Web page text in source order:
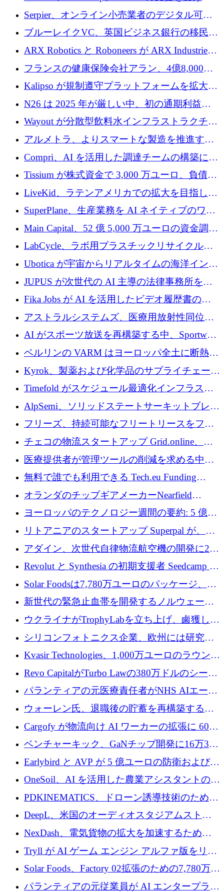
SE3 が自律システム用の空間 AI プラットフォ
ームを発表
Serpier、オンライン小売業者のデジタル可視
性向上を支援するために 140 万ユーロを調達
ブルーレイクVC、英国ビジネス銀行の移民主
導スタートアップ支援で初のファンド獲得に
ARX Robotics と Roboneers が ARX Industries
を設立し、無人地上車両の生産を拡大
フランスの健康保険会社アラン、4億8,000万
ユーロの資金調達ラウンドで合意
Kalipso が規制遵守プラットフォームを拡大す
るために 320 万ドルを調達
N26 は 2025 年が厳しい中、初の通期利益を
達成
Wayout が分散型飲料水インフラストラクチャ
プラットフォームを拡張するために 242 万ユ
ーロを調達
アルメトラ、よりスマートな製造を推進する
ためにシリーズ A で 1,630 万ユーロを確保
Compri、AI を活用した調達チームの構築に
320 万ユーロを確保
Tissium が株式資金で 3,000 万ユーロ、負債で
3,000 万ユーロを調達
LiveKid、ラテンアメリカでの拡大を目指して
Aldea を買収
SuperPlane、生産業務を AI ネイティブのワー
クフロー層に変えるために 260 万ドルを確保
Main Capital、52 億 5,000 万ユーロの資金調達
でエンタープライズ ソフトウェアの開発を倍
LabCycle、ラボ用プラスチックリサイクルシ
ステムを商業化し、焼却廃棄物を削減するた
めに43万ポンドを確保
Ubotica が宇宙からリアルタイムの海洋インテ
リジェンスを拡張するために 1,100 万ドルを
JUPUS が次世代の AI 主導の法律事務所を強
化するために 1,300 万ユーロを調達
Fika Jobs が AI を活用したビデオ履歴書のた
めに 400 万ドルを調達
アストラルシステムズ、医療用放射性同位元
素の世界的な不足に対処するために2,300万ポ
AI がスポーツ放送を再構築する中、Sportway
が 2,000 万ユーロを調達
ベルリンの VARM はヨーロッパ全土に断熱材
を拡張するために 1,750 万ユーロを投資
Kyrok、製薬および化学品のサプライチェーン
に AI を導入するために 310 万ユーロを確保
Timefold がスケジュール最適化インフラスト
ラクチャを拡張するためにシリーズ A で
1,300 万ドルを調達
AlpSemi、ソリッドステートサーキットブレー
カー技術の進歩のために1,700万ユーロを調達
フリーズ、持続可能なフリートリースをフラ
ンス全土に拡大するために1,300万ユーロを確
保
チェコの物流スタートアップ Grid.online、配
送量が 1 年で 10 倍に増加し、400 万ユーロの
利益を獲得
医療提供者が管理ツールの削減を求める中、
a16z が Prosper AI を 3,000 万ドルで支援
無料で誰でも利用できる Tech.eu Funding
Explorer のご紹介
オランダのチップギアメーカーNearfield
Instrumentsが3億8,000万ドルを調達
ヨーロッパのテクノロジー週間の要約: 5 億
8,500 万ユーロを超える 60 以上のテクノロジ
ー資金調達取引
リトアニアのスタートアップ Superpal が、
Slack 内に構築された AI コワーカー プラット
フォームのために 50 万ユーロを調達
アダイン、次世代自律物流航空機の開発に250
万ユーロを確保
Revolut と Synthesia の初期支援者 Seedcamp が
3 億 2,000 万ドルを調達、米国に投資
Solar Foodsは7,780万ユーロのパッケージ、5
億ユーロの防衛および二重用途成長基金EDM
を開始、ヨーロッパのシリコンフォトニクス
に警告
新世代の緊急止血帯を開発するノルウェーの
スタートアップ企業を紹介する
ウクライナがTrophyLabを立ち上げ、鹵獲した
ロシア兵器を戦場の研究開発プラットフォー
ムに変える
シリコンフォトニクス企業、欧州には研究を
商業的に成功させるためのインフラが不足し
Kvasir Technologies、1,000万ユーロのラウンド
で成長を促進
Revo CapitalがTurbo Lawの380万ドルのシード
ラウンドを主導し、訴訟プラットフォームを
パランティアの元医療責任者がNHS AIエージ
ェントの立ち上げに1,000万ポンドを調達
ウォーレン氏、退職後の貯蓄を再構築するた
めに1,000万ユーロを調達
Cargofy が物流向け AI ワーカーの拡張に 600
万ドルを獲得
ベンチャーキック、GaNチップ開発に16万3千
ユーロでMinisaを支援
Earlybird と AVP が 5 億ユーロの防衛および二
重用途の成長基金である E2D を立ち上げる
OneSoil、AI を活用した農業アシスタントの拡
大に​​ 100 万ユーロを確保
PDKINEMATICS、ドローン誘導技術のために
200 万ユーロを調達
DeepL、米国のオーディオスタジアムストリ
ーミング事業Mixhaloを買収
NexDash、電気貨物の拡大を加速するために
EIT Urban Mobilityから250万ユーロを確保
Tryll が AI ゲーム エンジン アルファ版をリリ
ースし、60 万ドルのプレシード資金を確保
Solar Foods、Factory 02拡張のための7,780万ユ
ーロの資金調達パッケージを獲得
パランティアの元従業員が AI エンタープライ